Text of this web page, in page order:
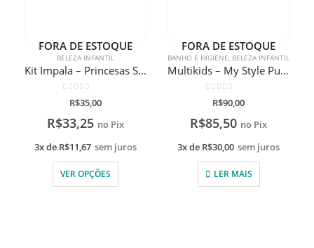
FORA DE ESTOQUE
BELEZA INFANTIL
Kit Impala – Princesas Shampoo + Condicionador 250ml
de 5
R$35,00
R$33,25 no Pix
3x de R$11,67 sem juros
VER OPÇÕES
FORA DE ESTOQUE
BANHO E HIGIENE, BELEZA INFANTIL
Multikids – My Style Pulseiras de Seda 6+
de 5
R$90,00
R$85,50 no Pix
3x de R$30,00 sem juros
LER MAIS